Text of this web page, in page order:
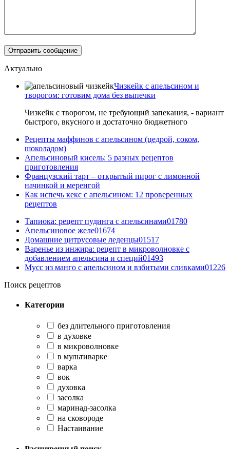
Актуально
Чизкейк с апельсином и
творогом: готовим дома без выпечки
Чизкейк с творогом, не требующий запекания, - вариант
быстрого, вкусного и достаточно бюджетного
Рецепты маффинов с апельсином (цедрой, соком,
шоколадом)
Апельсиновый кисель: 5 разных рецептов
приготовления
Французский тарт – открытый пирог с лимонной
начинкой и меренгой
Как испечь кекс с апельсином: 12 проверенных
рецептов
Тапиока: рецепт пудинга с апельсинами01780
Апельсиновое желе01674
Домашние цитрусовые леденцы01517
Варенье из инжира: рецепт в микроволновке с
добавлением апельсина и специй01493
Мусс из манго с апельсином и взбитыми сливками01226
Поиск рецептов
Категории
без длительного приготовления
в духовке
в микроволновке
в мультиварке
варка
вок
духовка
засолка
маринад-засолка
на сковороде
Настаивание